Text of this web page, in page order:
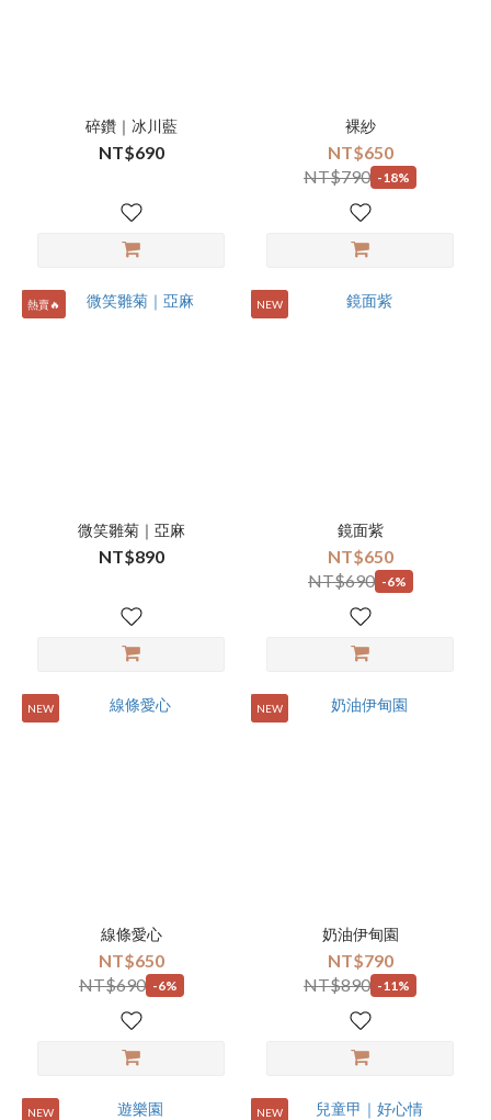
碎鑽｜冰川藍
NT$690
裸紗
NT$650
NT$790 -18%
熱賣🔥
微笑雛菊｜亞麻
NT$890
NEW
鏡面紫
NT$650
NT$690 -6%
NEW
線條愛心
NT$650
NT$690 -6%
NEW
奶油伊甸園
NT$790
NT$890 -11%
NEW NEW